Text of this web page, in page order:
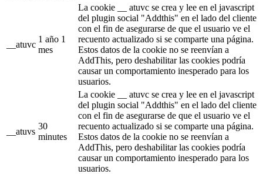
__atuvc
1 año 1
mes
La cookie __ atuvc se crea y lee en el javascript
del plugin social "Addthis" en el lado del cliente
con el fin de asegurarse de que el usuario ve el
recuento actualizado si se comparte una página.
Estos datos de la cookie no se reenvían a
AddThis, pero deshabilitar las cookies podría
causar un comportamiento inesperado para los
usuarios.
__atuvs
30
minutes
La cookie __ atuvc se crea y lee en el javascript
del plugin social "Addthis" en el lado del cliente
con el fin de asegurarse de que el usuario ve el
recuento actualizado si se comparte una página.
Estos datos de la cookie no se reenvían a
AddThis, pero deshabilitar las cookies podría
causar un comportamiento inesperado para los
usuarios.